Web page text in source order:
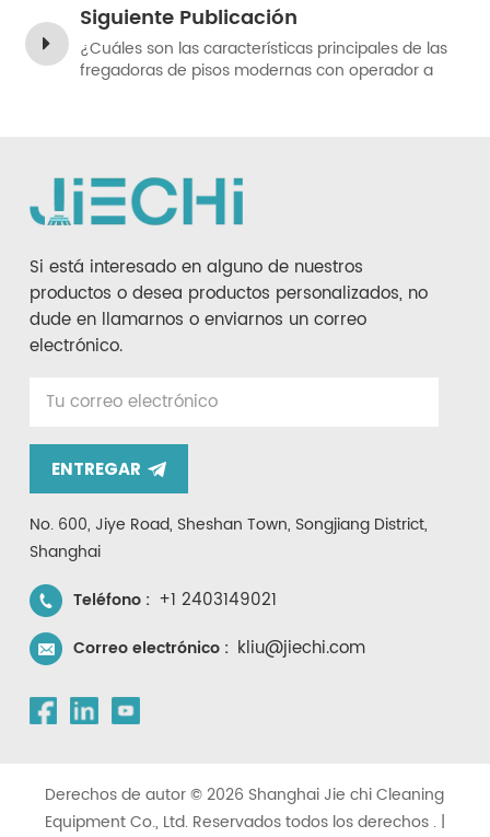
Siguiente Publicación
¿Cuáles son las características principales de las
fregadoras de pisos modernas con operador a
Si está interesado en alguno de nuestros
productos o desea productos personalizados, no
dude en llamarnos o enviarnos un correo
electrónico.
ENTREGAR
No. 600, Jiye Road, Sheshan Town, Songjiang District,
Shanghai
Teléfono : +1 2403149021
Correo electrónico : kliu@jiechi.com
Derechos de autor © 2026 Shanghai Jie chi Cleaning
Equipment Co., Ltd. Reservados todos los derechos . |